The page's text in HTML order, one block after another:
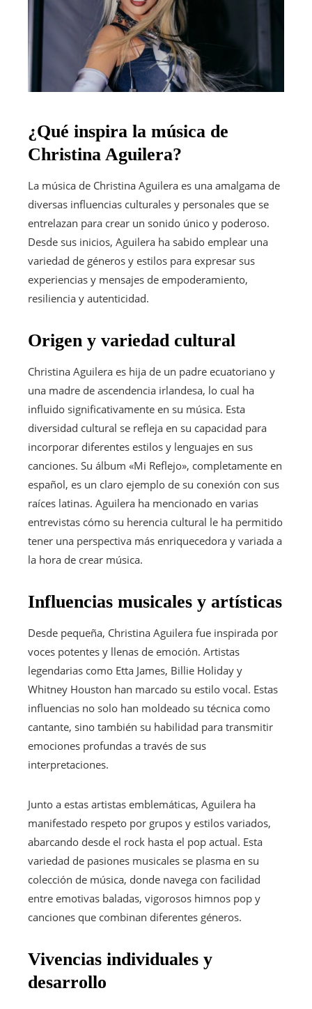
¿Qué inspira la música de
Christina Aguilera?
La música de Christina Aguilera es una amalgama de
diversas influencias culturales y personales que se
entrelazan para crear un sonido único y poderoso.
Desde sus inicios, Aguilera ha sabido emplear una
variedad de géneros y estilos para expresar sus
experiencias y mensajes de empoderamiento,
resiliencia y autenticidad.
Origen y variedad cultural
Christina Aguilera es hija de un padre ecuatoriano y
una madre de ascendencia irlandesa, lo cual ha
influido significativamente en su música. Esta
diversidad cultural se refleja en su capacidad para
incorporar diferentes estilos y lenguajes en sus
canciones. Su álbum «Mi Reflejo», completamente en
español, es un claro ejemplo de su conexión con sus
raíces latinas. Aguilera ha mencionado en varias
entrevistas cómo su herencia cultural le ha permitido
tener una perspectiva más enriquecedora y variada a
la hora de crear música.
Influencias musicales y artísticas
Desde pequeña, Christina Aguilera fue inspirada por
voces potentes y llenas de emoción. Artistas
legendarias como Etta James, Billie Holiday y
Whitney Houston han marcado su estilo vocal. Estas
influencias no solo han moldeado su técnica como
cantante, sino también su habilidad para transmitir
emociones profundas a través de sus
interpretaciones.
Junto a estas artistas emblemáticas, Aguilera ha
manifestado respeto por grupos y estilos variados,
abarcando desde el rock hasta el pop actual. Esta
variedad de pasiones musicales se plasma en su
colección de música, donde navega con facilidad
entre emotivas baladas, vigorosos himnos pop y
canciones que combinan diferentes géneros.
Vivencias individuales y
desarrollo